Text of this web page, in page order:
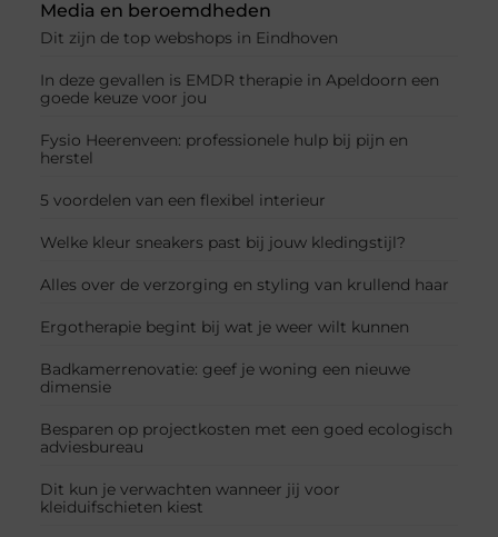
Media en beroemdheden
Dit zijn de top webshops in Eindhoven
In deze gevallen is EMDR therapie in Apeldoorn een
goede keuze voor jou
Fysio Heerenveen: professionele hulp bij pijn en
herstel
5 voordelen van een flexibel interieur
Welke kleur sneakers past bij jouw kledingstijl?
Alles over de verzorging en styling van krullend haar
Ergotherapie begint bij wat je weer wilt kunnen
Badkamerrenovatie: geef je woning een nieuwe
dimensie
Besparen op projectkosten met een goed ecologisch
adviesbureau
Dit kun je verwachten wanneer jij voor
kleiduifschieten kiest